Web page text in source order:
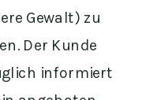
Gewalt) zu
Der Kunde
informiert